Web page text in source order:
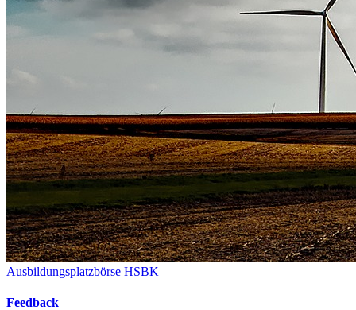
Ausbildungsplatzbörse HSBK
Feedback